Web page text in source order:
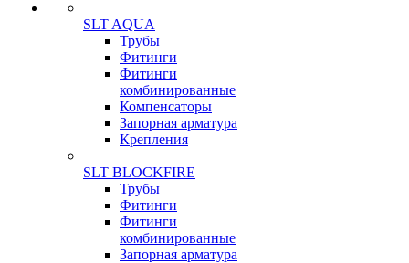
SLT AQUA
Трубы
Фитинги
Фитинги
комбинированные
Компенсаторы
Запорная арматура
Крепления
SLT BLOCKFIRE
Трубы
Фитинги
Фитинги
комбинированные
Запорная арматура